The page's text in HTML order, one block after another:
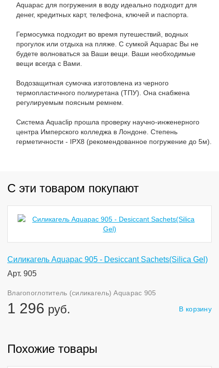
Aquapac для погружения в воду идеально подходит для
денег, кредитных карт, телефона, ключей и паспорта.
Гермосумка подходит во время путешествий, водных
прогулок или отдыха на пляже. С сумкой Aquapac Вы не
будете волноваться за Ваши вещи. Ваши необходимые
вещи всегда с Вами.
Водозащитная сумочка изготовлена из черного
термопластичного полиуретана (ТПУ). Она снабжена
регулируемым поясным ремнем.
Система Aquaclip прошла проверку научно-инженерного
центра Имперского колледжа в Лондоне. Степень
герметичности - IPX8 (рекомендованное погружение до 5м).
С эти товаром покупают
Силикагель Aquapac 905 - Desiccant Sachets(Silica Gel)
Арт. 905
Влагопоглотитель (силикагель) Aquapac 905
1 296 руб. В корзину
Похожие товары